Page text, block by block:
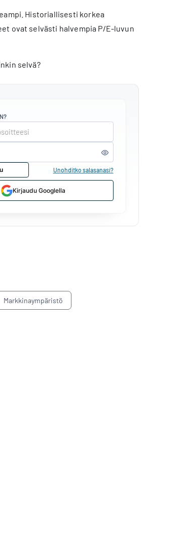
Historiallisesti korkea
ovat selvästi halvempia P/E-luvun
selvä?
Unohditko salasanasi?
Kirjaudu Googlella
Markkinaympäristö